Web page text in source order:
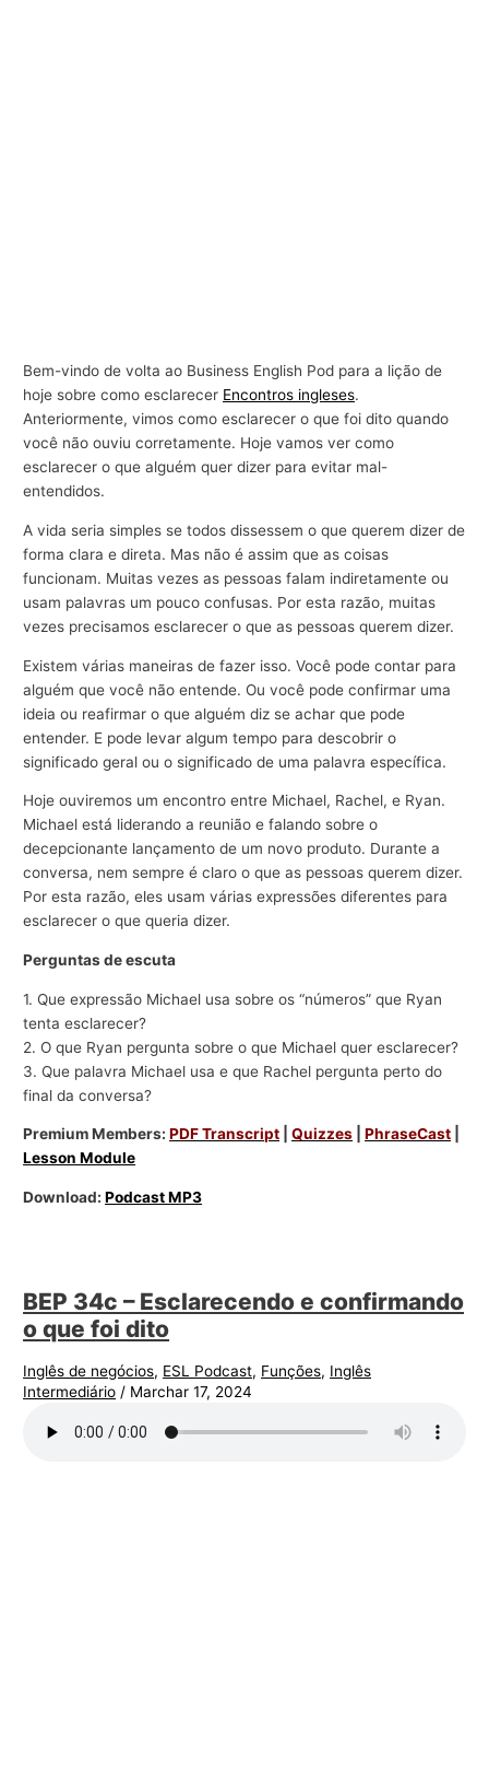
Bem-vindo de volta ao Business English Pod para a lição de
hoje sobre como esclarecer Encontros ingleses.
Anteriormente, vimos como esclarecer o que foi dito quando
você não ouviu corretamente. Hoje vamos ver como
esclarecer o que alguém quer dizer para evitar mal-
entendidos.
A vida seria simples se todos dissessem o que querem dizer de
forma clara e direta. Mas não é assim que as coisas
funcionam. Muitas vezes as pessoas falam indiretamente ou
usam palavras um pouco confusas. Por esta razão, muitas
vezes precisamos esclarecer o que as pessoas querem dizer.
Existem várias maneiras de fazer isso. Você pode contar para
alguém que você não entende. Ou você pode confirmar uma
ideia ou reafirmar o que alguém diz se achar que pode
entender. E pode levar algum tempo para descobrir o
significado geral ou o significado de uma palavra específica.
Hoje ouviremos um encontro entre Michael, Rachel, e Ryan.
Michael está liderando a reunião e falando sobre o
decepcionante lançamento de um novo produto. Durante a
conversa, nem sempre é claro o que as pessoas querem dizer.
Por esta razão, eles usam várias expressões diferentes para
esclarecer o que queria dizer.
Perguntas de escuta
1. Que expressão Michael usa sobre os “números” que Ryan
tenta esclarecer?
2. O que Ryan pergunta sobre o que Michael quer esclarecer?
3. Que palavra Michael usa e que Rachel pergunta perto do
final da conversa?
Premium Members:PDF Transcript |Quizzes |PhraseCast
Lesson Module
Download:Podcast MP3
BEP 34c – Esclarecendo e confirmando
o que foi dito
Inglês de negócios, ESL Podcast, Funções, Inglês
Intermediário / Marchar 17, 2024